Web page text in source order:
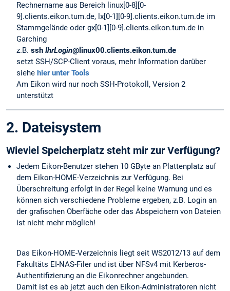
Rechnername aus Bereich linux[0-8][0-
9].clients.eikon.tum.de, lx[0-1][0-9].clients.eikon.tum.de im
Stammgelände oder gx[0-1][0-9].clients.eikon.tum.de in
Garching
z.B. ssh IhrLogin@linux00.clients.eikon.tum.de
setzt SSH/SCP-Client voraus, mehr Information darüber
siehe hier unter Tools
Am Eikon wird nur noch SSH-Protokoll, Version 2
unterstützt
2. Dateisystem
Wieviel Speicherplatz steht mir zur Verfügung?
Jedem Eikon-Benutzer stehen 10 GByte an Plattenplatz auf
dem Eikon-HOME-Verzeichnis zur Verfügung. Bei
Überschreitung erfolgt in der Regel keine Warnung und es
können sich verschiedene Probleme ergeben, z.B. Login an
der grafischen Oberfäche oder das Abspeichern von Dateien
ist nicht mehr möglich!
Das Eikon-HOME-Verzeichnis liegt seit WS2012/13 auf dem
Fakultäts EI-NAS-Filer und ist über NFSv4 mit Kerberos-
Authentifizierung an die Eikonrechner angebunden.
Damit ist es ab jetzt auch den Eikon-Administratoren nicht